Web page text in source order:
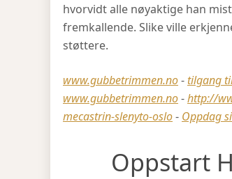
hvorvidt alle nøyaktige han
fremkallende. Slike ville
støttere.
www.gubbetrimmen.no- tilgang
www.gubbetrimmen.no-http://
mecastrin-slenyto-oslo- Oppdag
Oppstart